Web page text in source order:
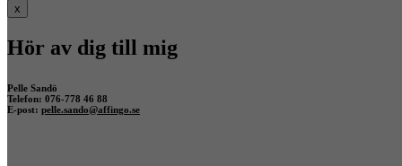
x
Hör av dig till mig
Pelle Sandö
Telefon: 076-778 46 88
E-post: pelle.sando@affingo.se